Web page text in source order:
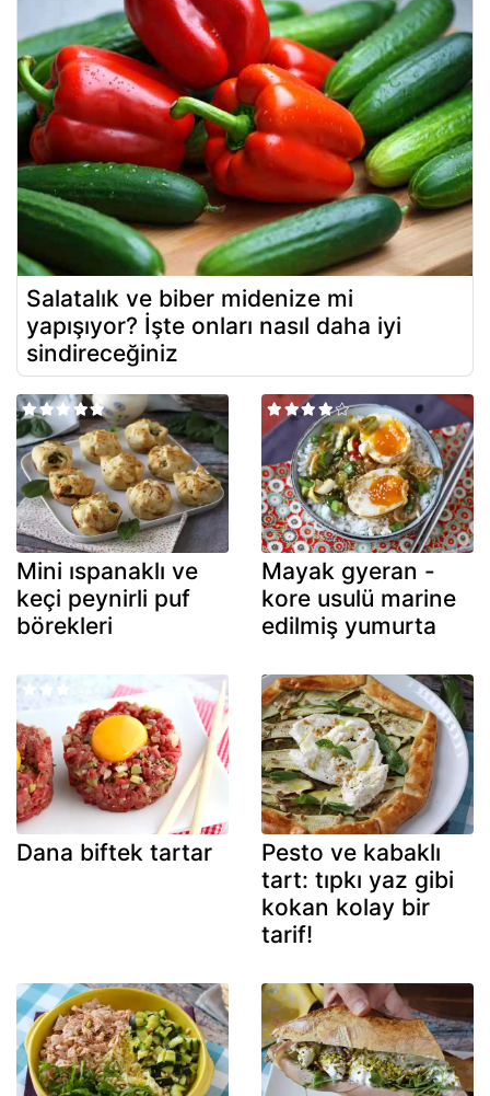
Salatalık ve biber midenize mi
yapışıyor? İşte onları nasıl daha iyi
sindireceğiniz
Mini ıspanaklı ve
keçi peynirli puf
börekleri
Mayak gyeran -
kore usulü marine
edilmiş yumurta
Dana biftek tartar
Pesto ve kabaklı
tart: tıpkı yaz gibi
kokan kolay bir
tarif!